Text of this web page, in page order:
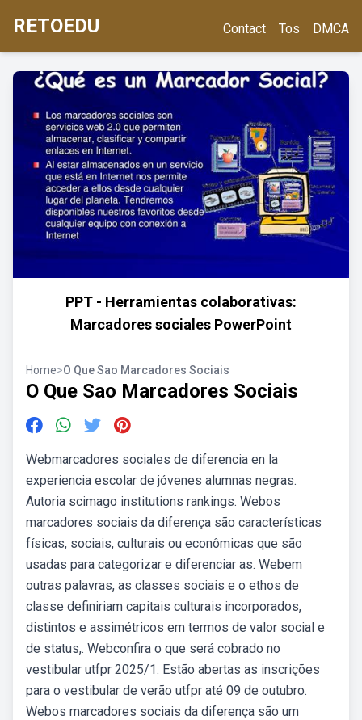
RETOEDU Contact Tos DMCA
PPT - Herramientas colaborativas:
Marcadores sociales PowerPoint
Home>O Que Sao Marcadores Sociais
O Que Sao Marcadores Sociais
Webmarcadores sociales de diferencia en la
experiencia escolar de jóvenes alumnas negras.
Autoria scimago institutions rankings. Webos
marcadores sociais da diferença são características
físicas, sociais, culturais ou econômicas que são
usadas para categorizar e diferenciar as. Webem
outras palavras, as classes sociais e o ethos de
classe definiriam capitais culturais incorporados,
distintos e assimétricos em termos de valor social e
de status,. Webconfira o que será cobrado no
vestibular utfpr 2025/1. Estão abertas as inscrições
para o vestibular de verão utfpr até 09 de outubro.
Webos marcadores sociais da diferença são um